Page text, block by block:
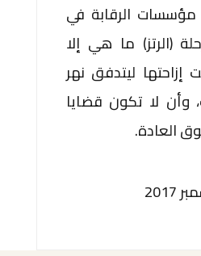
الرقابة في
(الرتز) ما هي إلا
إزاحتها ليتدفق نهر
وأن لا تكون قضايا
العادة.